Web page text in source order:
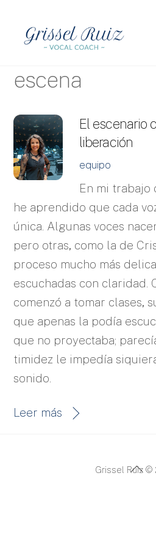
content
escena
El escenario
liberación
equipo
En mi trabajo
he aprendido que cada
única. Algunas voces
pero otras, como la de
proceso mucho más
escuchadas con claridad.
comenzó a tomar clases,
que apenas la podía
que no proyectaba;
timidez le impedía
sonido.
Leer más
Grissel Ruiz ©